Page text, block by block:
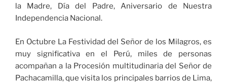
la Madre, Día del Padre, Aniversario de Nuestra
Independencia Nacional.
En Octubre La Festividad del Señor de los Milagros, es
muy significativa en el Perú, miles de personas
acompañan a la Procesión multitudinaria del Señor de
Pachacamilla, que visita los principales barrios de Lima,